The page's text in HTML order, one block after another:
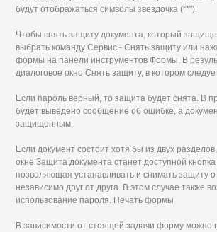
будут отображаться символы звездочка (“*").
Чтобы снять защиту документа, который
выбрать команду Сервис - Снять защиту или
формы на панели инструментов Формы. В
диалоговое окно Снять защиту, в котором
Если пароль верный, то защита будет снята. В
будет выведено сообщение об ошибке, а
защищенным.
Если документ состоит хотя бы из двух
окне Защита документа станет доступной
позволяющая устанавливать и снимать защиту
независимо друг от друга. В этом случае также
использование пароля. Печать формы
В зависимости от стоящей задачи форму можно